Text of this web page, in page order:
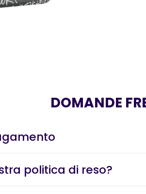
DOMANDE
politica di reso?